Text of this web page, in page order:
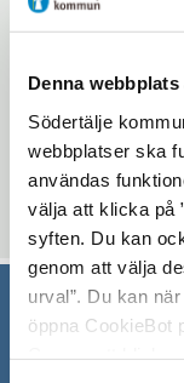
Denna
Södertälje
webbplatser ska
användas
välja att klicka på
syften. Du kan
genom att välja
urval”. Du kan
öppna CookieBot
har börjat
ett digitalt
Uppdaterad: 2020-